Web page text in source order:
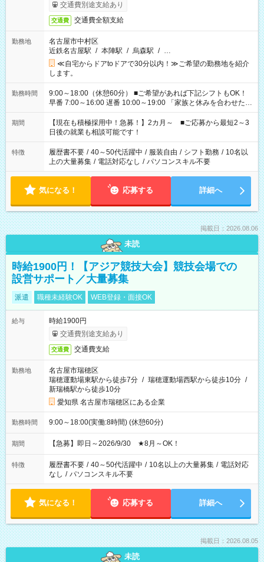
交通費別途支給あり
交通費 交通費全額支給
勤務地
名古屋市中村区
近鉄名古屋駅 / 本陣駅 / 烏森駅 / …
≪自宅からドアtoドアで30分以内！≫ご希望の勤務地を紹介
します。
勤務時間
9:00～18:00（休憩60分） ■ご希望があれば下記シフトもOK！
早番 7:00～16:00 遅番 10:00～19:00 「家族と休みを合わせた
い」 「余裕を持って夕飯の準備がしたい」 「できれば残業はし
たくない」 など、ご希望を教えてくださいね。 ※Wワーク希望
の方へ 今ご覧のお仕事で希望する勤務時間と、もう1つのお仕事
の勤務時間。 合計で週40時間を超える場合は応募できません。
期間
【現在も積極採用中！急募！】2カ月～ ■ご応募から最短2～3
日後の就業も相談可能です！
特徴 履歴書不要 / 40～50代活躍中 / 服装自由 / シフト勤務 / 10名以
上の大量募集 / 電話対応なし / パソコンスキル不要
気になる！ 応募する 詳細へ
掲載日：2026.08.06
未読
時給1900円！【アジア競技大会】競技会場での
設営サポート／大量募集
派遣 職種未経験OK WEB登録・面接OK
給与
時給1900円
交通費別途支給あり
交通費 交通費支給
勤務地
名古屋市瑞穂区
瑞穂運動場東駅から徒歩7分 / 瑞穂運動場西駅から徒歩10分 /
新瑞橋駅から徒歩10分
愛知県 名古屋市瑞穂区にある企業
勤務時間 9:00～18:00(実働:8時間) (休憩60分)
期間 【急募】即日～2026/9/30 ★8月～OK！
特徴 履歴書不要 / 40～50代活躍中 / 10名以上の大量募集 / 電話対応
なし / パソコンスキル不要
気になる！ 応募する 詳細へ
掲載日：2026.08.05
未読